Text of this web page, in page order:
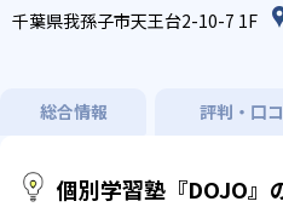
千葉県我孫子市天王台2-10-7 1F
総合情報 評判・口
個別学習塾『DOJO』